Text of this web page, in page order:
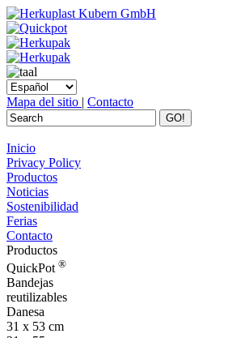
Mapa del sitio | Contacto
GO!
Inicio
Privacy Policy
Productos
Noticias
Sostenibilidad
Ferias
Contacto
Productos
QuickPot ®
Bandejas
reutilizables
Danesa
31 x 53 cm